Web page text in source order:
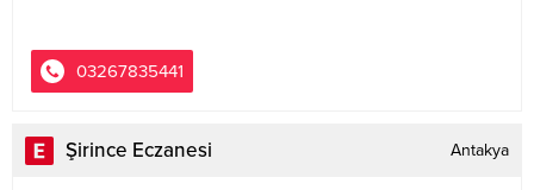
03267835441
Şirince Eczanesi Antakya